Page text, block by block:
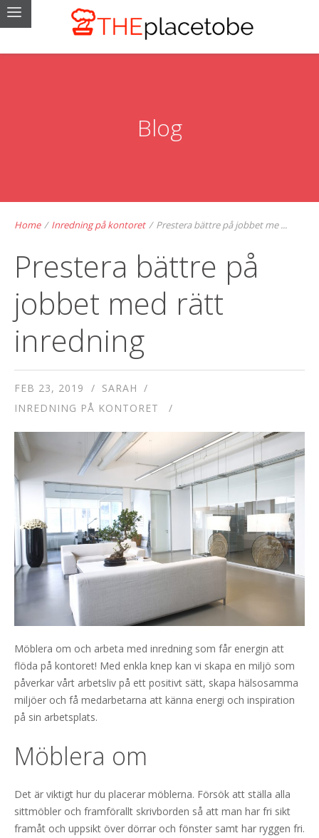
Blog
Home / Inredning på kontoret / Prestera bättre på jobbet me ...
Prestera bättre på
jobbet med rätt
inredning
FEB 23, 2019
SARAH
INREDNING PÅ KONTORET
Möblera om och arbeta med inredning som får energin att
flöda på kontoret! Med enkla knep kan vi skapa en miljö som
påverkar vårt arbetsliv på ett positivt sätt, skapa hälsosamma
miljöer och få medarbetarna att känna energi och inspiration
på sin arbetsplats.
Möblera om
Det är viktigt hur du placerar möblerna. Försök att ställa alla
sittmöbler och framförallt skrivborden så att man har fri sikt
framåt och uppsikt över dörrar och fönster samt har ryggen fri.